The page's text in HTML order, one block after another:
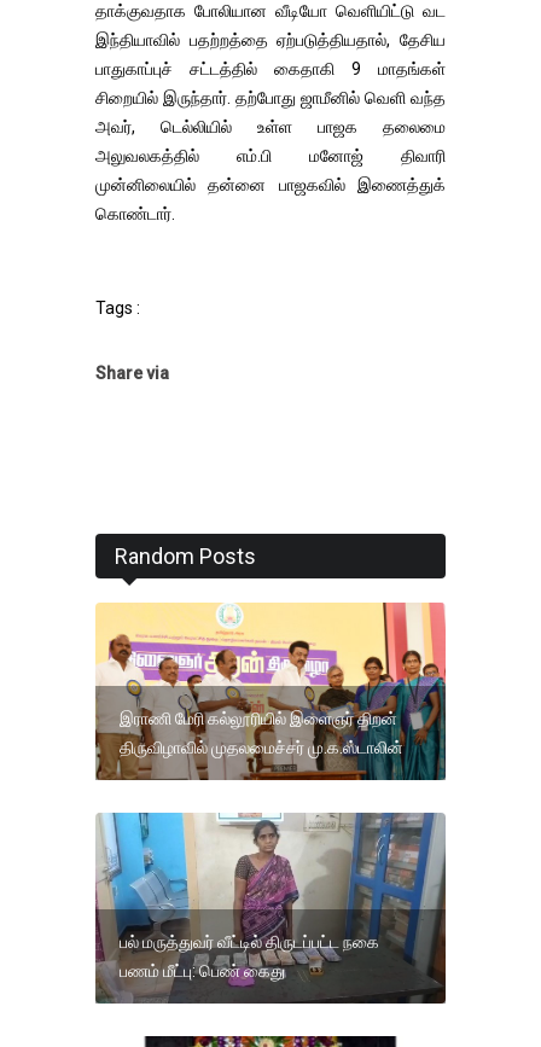
தாக்குவதாக போலியான வீடியோ வெளியிட்டு வட
இந்தியாவில் பதற்றத்தை ஏற்படுத்தியதால், தேசிய
பாதுகாப்புச் சட்டத்தில் கைதாகி 9 மாதங்கள்
சிறையில் இருந்தார். தற்போது ஜாமீனில் வெளி வந்த
அவர், டெல்லியில் உள்ள பாஜக தலைமை
அலுவலகத்தில் எம்.பி மனோஜ் திவாரி
முன்னிலையில் தன்னை பாஜகவில் இணைத்துக்
கொண்டார்.
Tags :
Share via
Random Posts
இராணி மேரி கல்லூரியில் இளைஞர் திறன்
திருவிழாவில் முதலமைச்சர் மு.க.ஸ்டாலின்
பல் மருத்துவர் வீட்டில் திருடப்பட்ட நகை
பணம் மீட்பு: பெண் கைது